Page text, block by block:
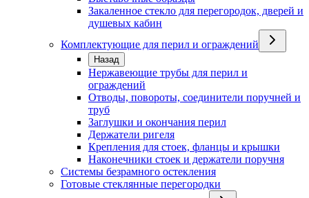
Закаленное стекло для перегородок, дверей и
душевых кабин
Комплектующие для перил и ограждений
Назад
Нержавеющие трубы для перил и
ограждений
Отводы, повороты, соединители поручней и
труб
Заглушки и окончания перил
Держатели ригеля
Крепления для стоек, фланцы и крышки
Наконечники стоек и держатели поручня
Системы безрамного остекления
Готовые стеклянные перегородки